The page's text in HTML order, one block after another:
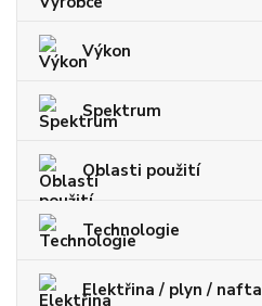
Výkon
Spektrum
Oblasti použití
Technologie
Elektřina / plyn / nafta